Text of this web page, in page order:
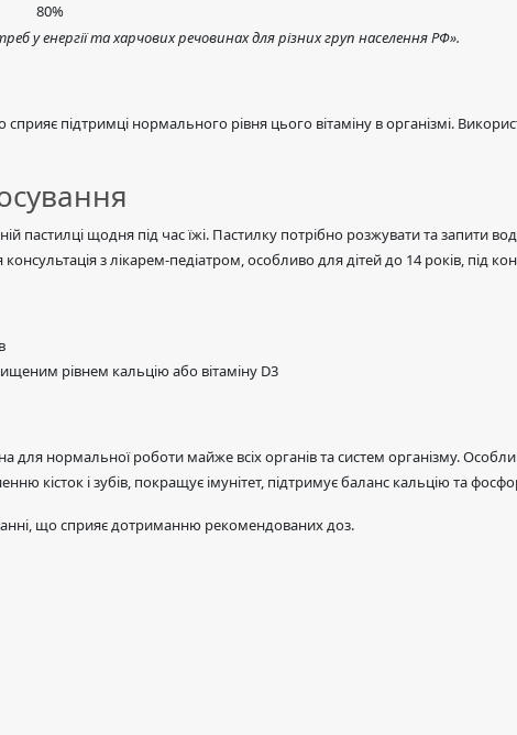
80%
у енергії та харчових речовинах для різних груп населення РФ».
підтримці нормального рівня цього вітаміну в організмі.
пастилці щодня під час їжі. Пастилку потрібно розжувати та запити
з лікарем-педіатром, особливо для дітей до 14 років, під
рівнем кальцію або вітаміну D3
для нормальної роботи майже всіх органів та систем організму.
кісток і зубів, покращує імунітет, підтримує баланс кальцію та
що сприяє дотриманню рекомендованих доз.